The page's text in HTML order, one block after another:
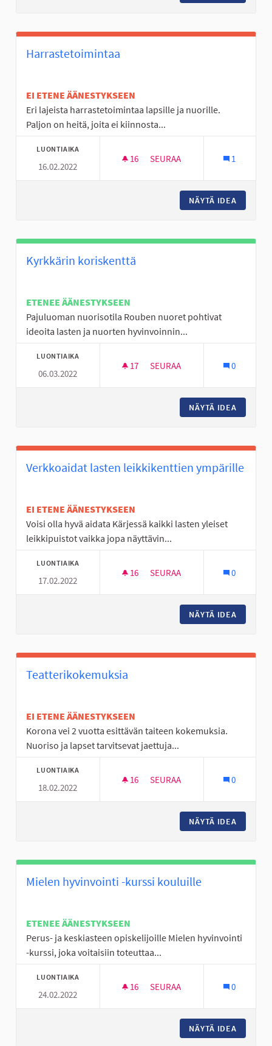
Harrastetoimintaa
EI ETENE ÄÄNESTYKSEEN
Eri lajeista harrastetoimintaa lapsille ja nuorille.
Paljon on heitä, joita ei kiinnosta...
LUONTIAIKA
16.02.2022
16 16 SEURAAJAA
SEURAA 1
NÄYTÄ IDEA
Kyrkkärin koriskenttä
ETENEE ÄÄNESTYKSEEN
Pajuluoman nuorisotila Rouben nuoret pohtivat
ideoita lasten ja nuorten hyvinvoinnin...
LUONTIAIKA
06.03.2022
17 17 SEURAAJAA
SEURAA 0
NÄYTÄ IDEA
Verkkoaidat lasten leikkikenttien ympärille
EI ETENE ÄÄNESTYKSEEN
Voisi olla hyvä aidata Kärjessä kaikki lasten yleiset
leikkipuistot vaikka jopa näyttävin...
LUONTIAIKA
17.02.2022
16 16 SEURAAJAA
SEURAA 0
NÄYTÄ IDEA
Teatterikokemuksia
EI ETENE ÄÄNESTYKSEEN
Korona vei 2 vuotta esittävän taiteen kokemuksia.
Nuoriso ja lapset tarvitsevat jaettuja...
LUONTIAIKA
18.02.2022
16 16 SEURAAJAA
SEURAA 0
NÄYTÄ IDEA
Mielen hyvinvointi -kurssi kouluille
ETENEE ÄÄNESTYKSEEN
Perus- ja keskiasteen opiskelijoille Mielen hyvinvointi
-kurssi, joka voitaisiin toteuttaa...
LUONTIAIKA
24.02.2022
16 16 SEURAAJAA
SEURAA 0
NÄYTÄ IDEA